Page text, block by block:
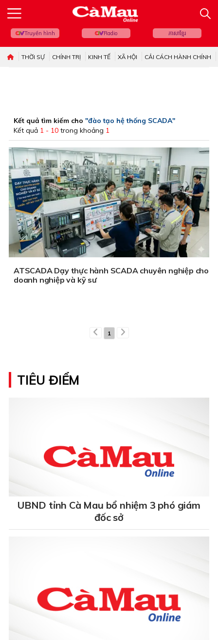
Truyền hình Radio ភាសាខ្មែរ
THỜI SỰ CHÍNH TRỊ KINH TẾ XÃ HỘI CẢI CÁCH HÀNH CHÍNH
Kết quả tìm kiếm cho "đào tạo hệ thống SCADA"
Kết quả 1 - 10 trong khoảng 1
ATSCADA Dạy thực hành SCADA chuyên nghiệp cho
doanh nghiệp và kỹ sư
1
TIÊU ĐIỂM
UBND tỉnh Cà Mau bổ nhiệm 3 phó giám
đốc sở